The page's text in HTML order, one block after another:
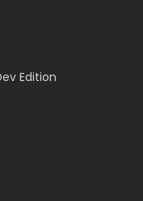
Edition